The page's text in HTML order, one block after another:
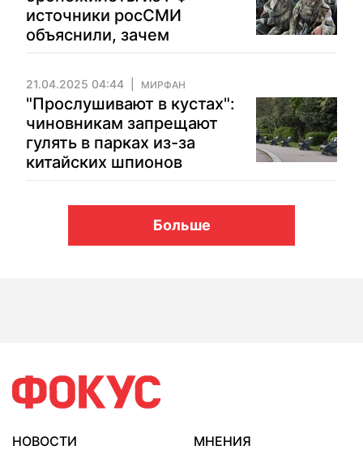
источники росСМИ
объяснили, зачем
21.04.2025 04:44 МИРФАН
"Прослушивают в кустах":
чиновникам запрещают
гулять в парках из-за
китайских шпионов
Больше
НОВОСТИ
МНЕНИЯ